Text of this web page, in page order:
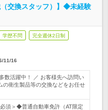
（交換スタッフ）】◆未経験
学歴不問 完全週休2日制
11/16
数活躍中！ ／ お客様先へ訪問い
の衛生製品等の交換などをお任せ
須＞◆普通自動車免許（AT限定